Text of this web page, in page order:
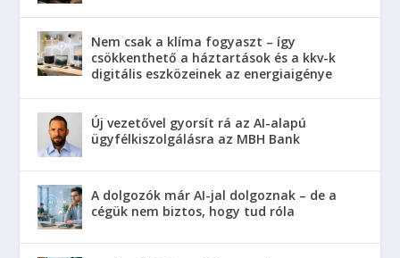
Nem csak a klíma fogyaszt – így
csökkenthető a háztartások és a kkv-k
digitális eszközeinek az energiaigénye
Új vezetővel gyorsít rá az AI-alapú
ügyfélkiszolgálásra az MBH Bank
A dolgozók már AI-jal dolgoznak – de a
cégük nem biztos, hogy tud róla